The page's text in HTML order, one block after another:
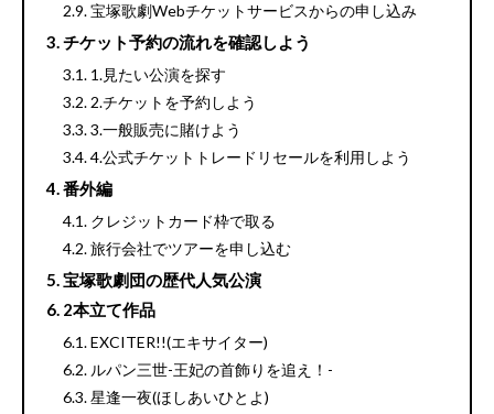
宝塚歌劇Webチケットサービスからの申し込み
チケット予約の流れを確認しよう
1.見たい公演を探す
2.チケットを予約しよう
3.一般販売に賭けよう
4.公式チケットトレードリセールを利用しよう
番外編
クレジットカード枠で取る
旅行会社でツアーを申し込む
宝塚歌劇団の歴代人気公演
2本立て作品
EXCITER!!(エキサイター)
ルパン三世-王妃の首飾りを追え！-
星逢一夜(ほしあいひとよ)